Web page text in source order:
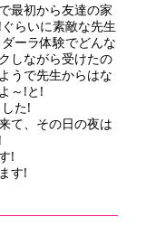
最初から友達の家
らいに素敵な先生
ーラ体験でどんな
しながら受けたの
うで先生からはな
～!と!
た!
て、その日の夜は
!
す!